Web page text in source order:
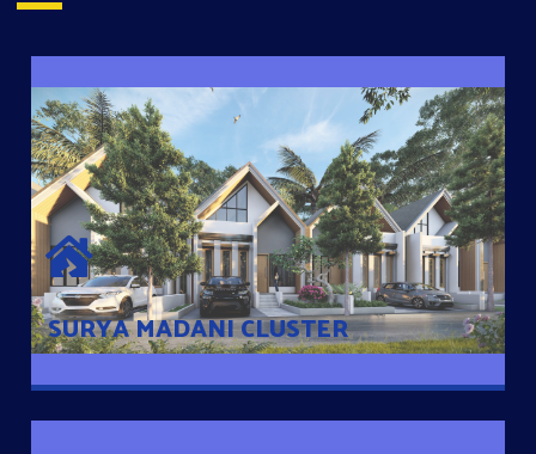
SURYA MADANI CLUSTER
SURYA MADANI CLUSTER
Desain Modern Minimalis dengan Konsep Rumah Pintar
Sehingga Memudahkan Penghuni mengakses rumahnya
dengan Ponsel